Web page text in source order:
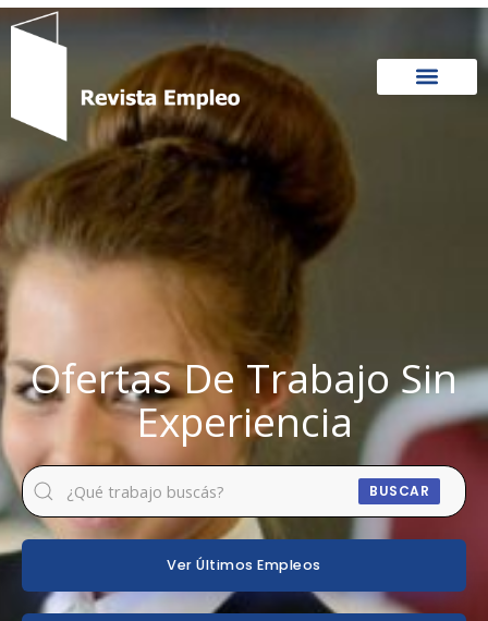
Ir
Ofertas De Trabajo Sin
Experiencia
BUSCAR
Ver Últimos Empleos